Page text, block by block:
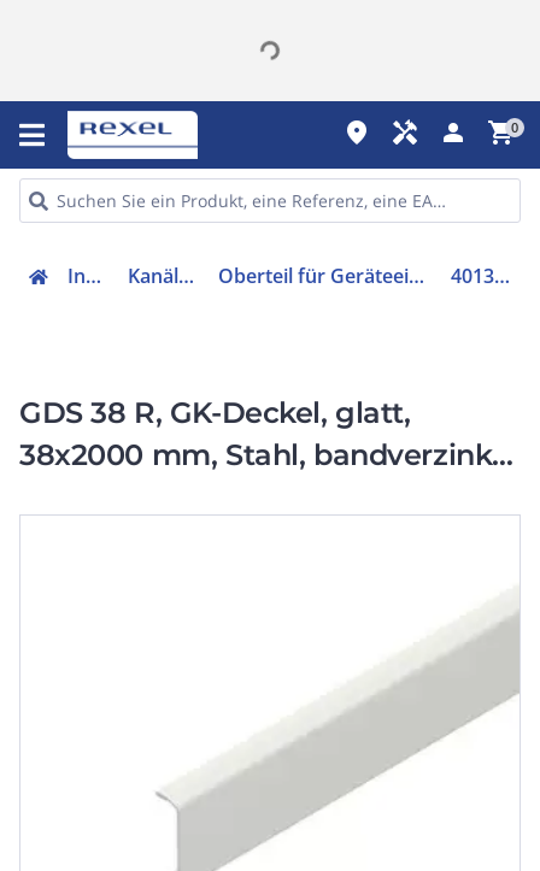
place handyman person shopping_cart0
Installation Kanäle & Zubehör Oberteil für Geräteeinbaukanal/Installationssäule 4013339379132
GDS 38 R, GK-Deckel, glatt,
38x2000 mm, Stahl, bandverzinkt